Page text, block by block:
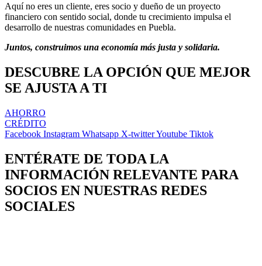
Aquí no eres un cliente, eres socio y dueño de un proyecto
financiero con sentido social, donde tu crecimiento impulsa el
desarrollo de nuestras comunidades en Puebla.
Juntos, construimos una economía más justa y solidaria.
DESCUBRE LA OPCIÓN QUE MEJOR
SE AJUSTA A TI
AHORRO
CRÉDITO
Facebook Instagram Whatsapp X-twitterYoutube Tiktok
ENTÉRATE DE TODA LA
INFORMACIÓN RELEVANTE PARA
SOCIOS EN NUESTRAS REDES
SOCIALES